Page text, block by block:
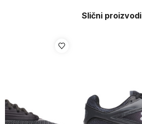
Slični proizvodi